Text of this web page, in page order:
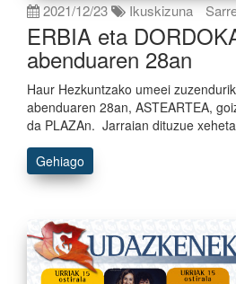
2021/12/23 Ikuskizuna
ERBIA eta
abenduaren 28an
Haur Hezkuntzako umeei
abenduaren 28an, ASTEARTEA,
da PLAZAn. Jarraian dituzue
Gehiago